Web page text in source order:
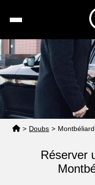
> Doubs > Montbéliard
Réserver